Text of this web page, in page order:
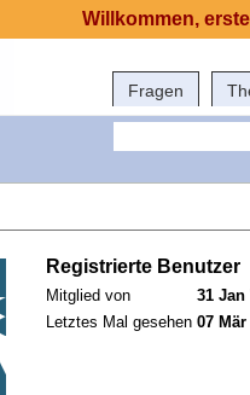
Fragen
Registrierte Benutzer
Mitglied von
31 Jan
Letztes Mal gesehen 07 Mär
Willkommen,